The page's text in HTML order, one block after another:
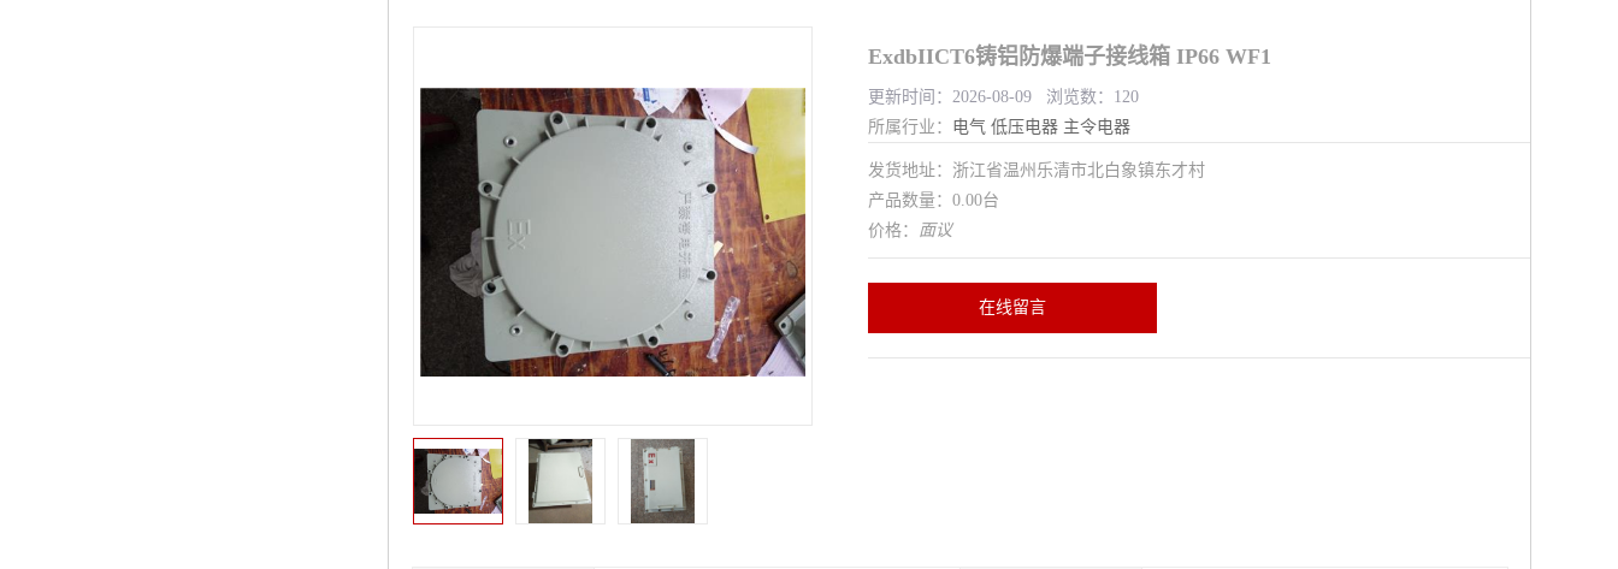
ExdbIICT6铸铝防爆端子接线箱 IP66 WF1
更新时间：2026-08-09 浏览数：120
所属行业： 电气 低压电器 主令电器
发货地址：浙江省温州乐清市北白象镇东才村
产品数量：0.00台
价格： 面议
在线留言